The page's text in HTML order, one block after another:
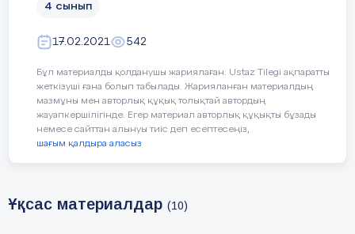
4 сынып
17.02.2021 542
Бұл материалды қолданушы жариялаған. Ustaz Tilegi ақпаратты
жеткізуші ғана болып табылады. Жарияланған материалдың
мазмұны мен авторлық құқық толықтай автордың
жауапкершілігінде. Егер материал авторлық құқықты бұзады
немесе сайттан алынуы тиіс деп есептесеңіз,
шағым қалдыра аласыз
Ұқсас материалдар (10)